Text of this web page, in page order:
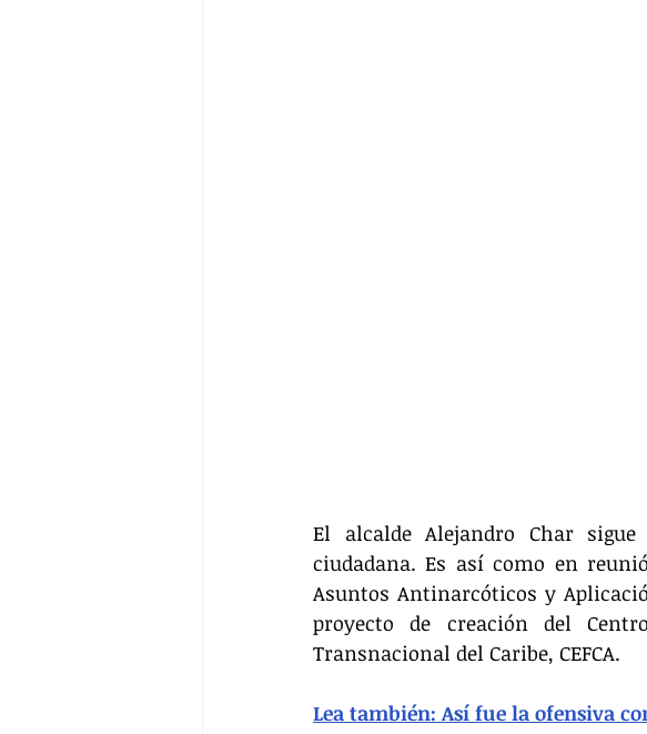
El alcalde Alejandro Char
ciudadana. Es así como en
Asuntos Antinarcóticos y
proyecto de creación del
Transnacional del Caribe, CEFCA.
Lea también: Así fue la ofensiva